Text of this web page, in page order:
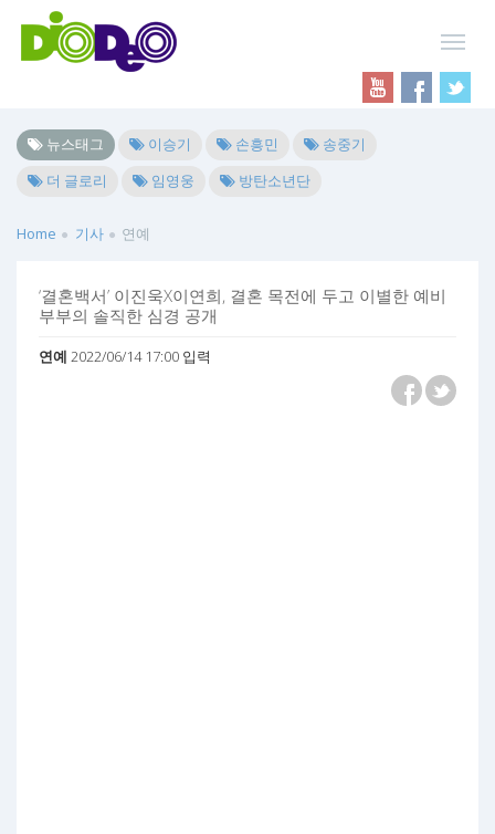
뉴스태그 이승기 손흥민
송중기
더 글로리
임영웅 방탄소년단
Home 기사 연예
‘결혼백서’ 이진욱X이연희, 결혼 목전에 두고 이별한 예비
부부의 솔직한 심경 공개
연예 2022/06/14 17:00 입력